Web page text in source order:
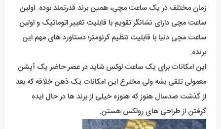
زمان مختلف در یک ساعت مچی، همین برند قدرتمند بوده. اولین
ساعت مچی دارای نشانگر تقویم با قابلیت تغییر اتوماتیک و اولین
ساعت مچی دنیا با قابلیت تنظیم کرنومتر؛ دستاورد های مهم این
برنده.
این امکانات برای یک ساعت لوکس شاید در عصر حاضر یک آپشن
معمولی تلقی بشه ولی مخترع این امکانات یک ذهن خلاقه که بعد
از گذشت صدسال هنوز که هنوزه خیلی از برند ها در حال ایده
گرفتن از طراحی های رولکس هستن.